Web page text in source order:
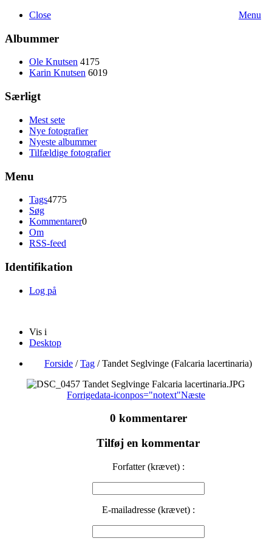
Menu
Close
Albummer
Ole Knutsen 4175
Karin Knutsen 6019
Særligt
Mest sete
Nye fotografier
Nyeste albummer
Tilfældige fotografier
Menu
Tags4775
Søg
Kommentarer0
Om
RSS-feed
Identifikation
Log på
Vis i
Desktop
Forside /Tag /Tandet Seglvinge (Falcaria lacertinaria)
Forrigedata-iconpos="notext"Næste
0 kommentarer
Tilføj en kommentar
Forfatter (krævet) :
E-mailadresse (krævet) :